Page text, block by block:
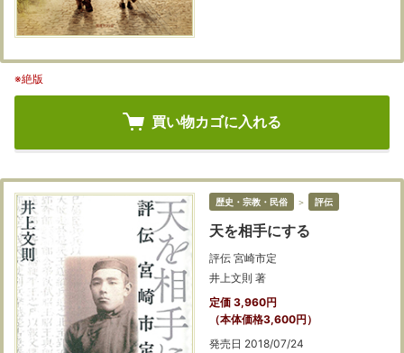
※絶版
買い物カゴに入れる
歴史・宗教・民俗 ＞ 評伝
天を相手にする
評伝 宮崎市定
井上文則 著
定価 3,960円
（本体価格3,600円）
発売日 2018/07/24